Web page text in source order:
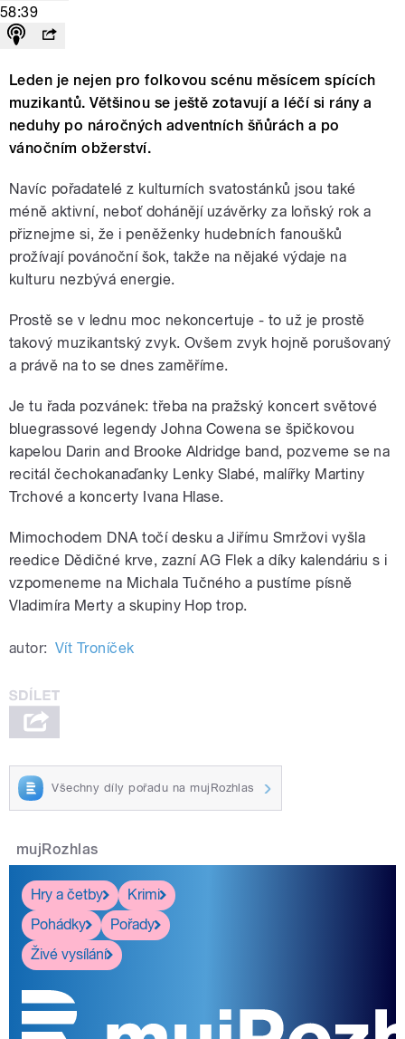
58:39
Leden je nejen pro folkovou scénu měsícem spících
muzikantů. Většinou se ještě zotavují a léčí si rány a
neduhy po náročných adventních šňůrách a po
vánočním obžerství.
Navíc pořadatelé z kulturních svatostánků jsou také
méně aktivní, neboť dohánějí uzávěrky za loňský rok a
přiznejme si, že i peněženky hudebních fanoušků
prožívají povánoční šok, takže na nějaké výdaje na
kulturu nezbývá energie.
Prostě se v lednu moc nekoncertuje - to už je prostě
takový muzikantský zvyk. Ovšem zvyk hojně porušovaný
a právě na to se dnes zaměříme.
Je tu řada pozvánek: třeba na pražský koncert světové
bluegrassové legendy Johna Cowena se špičkovou
kapelou Darin and Brooke Aldridge band, pozveme se na
recitál čechokanaďanky Lenky Slabé, malířky Martiny
Trchové a koncerty Ivana Hlase.
Mimochodem DNA točí desku a Jiřímu Smržovi vyšla
reedice Dědičné krve, zazní AG Flek a díky kalendáriu s i
vzpomeneme na Michala Tučného a pustíme písně
Vladimíra Merty a skupiny Hop trop.
autor: Vít Troníček
Všechny díly pořadu na mujRozhlas
mujRozhlas
Hry a četby
Krimi
Pohádky
Pořady
Živé vysílání